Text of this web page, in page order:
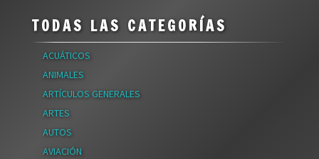
TODAS LAS CATEGORÍAS
ACUÁTICOS
ANIMALES
ARTÍCULOS GENERALES
ARTES
AUTOS
AVIACIÓN